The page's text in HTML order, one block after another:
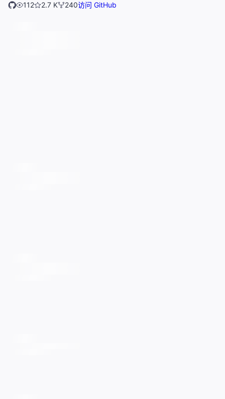
112
2.7 K 240访问 GitHub